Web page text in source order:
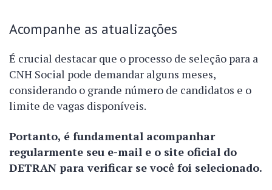
Acompanhe as atualizações
É crucial destacar que o processo de seleção para a
CNH Social pode demandar alguns meses,
considerando o grande número de candidatos e o
limite de vagas disponíveis.
Portanto, é fundamental acompanhar
regularmente seu e-mail e o site oficial do
DETRAN para verificar se você foi selecionado.